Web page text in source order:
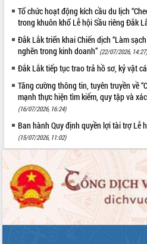
mặt Đoàn chuyên gia y tế TP. Hồ Chí
Minh
Lễ truy điệu và an táng hài cốt liệt sĩ
tại Nghĩa trang Liệt sĩ xã Sơn Hòa
Bàn giải pháp tháo gỡ khó khăn trong
xuất khẩu sầu riêng và triển khai quy
định EUDR
Thứ trưởng Bộ Nông nghiệp và Môi
trường Nguyễn Hoàng Hiệp khảo sát
vùng trồng và doanh nghiệp đóng gói
sầu riêng tại Đắk Lắk
món ăn từ sầu riêng
Đắk Lắk công bố Quy hoạch và xúc
tiến đầu tư tỉnh
Ngành cá ngừ Đắk Lắk chủ động thích
ứng để giữ vững thị trường xuất khẩu
THỐNG KÊ TRUY CẬP
Hôm nay: 27253
Tất cả: 66039993
Tổ chức hoạt động kích cầu du lịch
trong khuôn khổ Lễ hội Sầu riêng Đắk
Đắk Lắk triển khai Chiến dịch “Làm
nghẽn trong kinh doanh” (22/07/2026,
Đắk Lắk tiếp tục trao trả hồ sơ, kỷ vật
Tăng cường thông tin, tuyên truyền về
mạnh thực hiện tìm kiếm, quy tập và
(16/07/2026, 16:24)
Ban hành Quy định quyền lợi tài trợ Lễ
(15/07/2026, 11:02)